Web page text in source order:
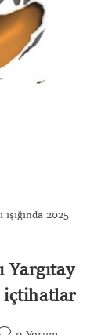
2025
içtihatlar